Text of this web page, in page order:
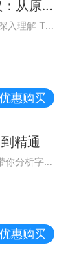
深入理解 TCP 协议：从原理到实战
用实验和图解的方式带你深入理解 TCP 协议，让 TCP 协议不再是拦路虎
惠购买
精通
深入剖析 JVM 字节码，带你分析字节码黑科技、破解软件、从零实现一个 APM
惠购买